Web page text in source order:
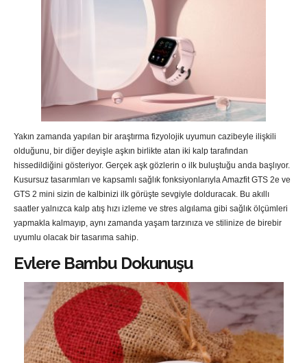
Yakın zamanda yapılan bir araştırma fizyolojik uyumun cazibeyle ilişkili
olduğunu, bir diğer deyişle aşkın birlikte atan iki kalp tarafından
hissedildiğini gösteriyor. Gerçek aşk gözlerin o ilk buluştuğu anda başlıyor.
Kusursuz tasarımları ve kapsamlı sağlık fonksiyonlarıyla Amazfit GTS 2e ve
GTS 2 mini sizin de kalbinizi ilk görüşte sevgiyle dolduracak. Bu akıllı
saatler yalnızca kalp atış hızı izleme ve stres algılama gibi sağlık ölçümleri
yapmakla kalmayıp, aynı zamanda yaşam tarzınıza ve stilinize de birebir
uyumlu olacak bir tasarıma sahip.
Evlere Bambu Dokunuşu